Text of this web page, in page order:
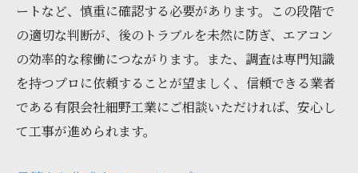
ートなど、慎重に確認する必要があります。この段階で
の適切な判断が、後のトラブルを未然に防ぎ、エアコン
の効率的な稼働につながります。また、調査は専門知識
を持つプロに依頼することが望ましく、信頼できる業者
である有限会社細野工業にご相談いただければ、安心し
て工事が進められます。